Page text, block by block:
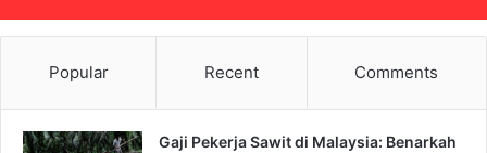
Popular Recent Comments
Gaji Pekerja Sawit di Malaysia: Benarkah